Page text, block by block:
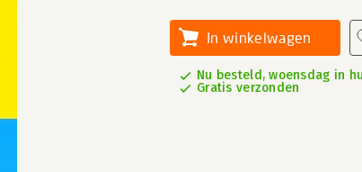
In winkelwagen
Nu besteld, woensdag in
Gratis verzonden